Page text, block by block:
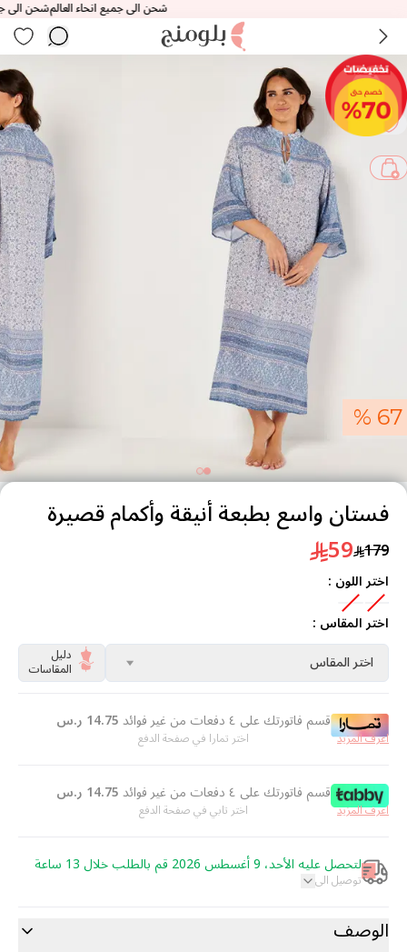
شحن الى جميع انحاء العالمشحن الى جميع
67 %
فستان واسع بطبعة أنيقة وأكمام قصيرة
179
59
اختر اللون :
اختر المقاس :
اختر المقاس
دليل
المقاسات
قسم فاتورتك على ٤ دفعات من غير فوائد 14.75 ر.س
اختر تمارا في صفحة الدفع اعرف المزيد
قسم فاتورتك على ٤ دفعات من غير فوائد 14.75 ر.س
اختر تابي في صفحة الدفع اعرف المزيد
لتحصل عليه الأحد، 9 أغسطس 2026 قم بالطلب خلال 13 ساعة
توصيل الى
الوصف